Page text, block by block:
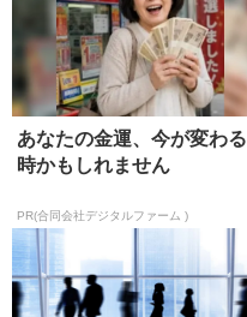
あなたの金運、今が変わる
時かもしれません
PR(合同会社デジタルファーム )